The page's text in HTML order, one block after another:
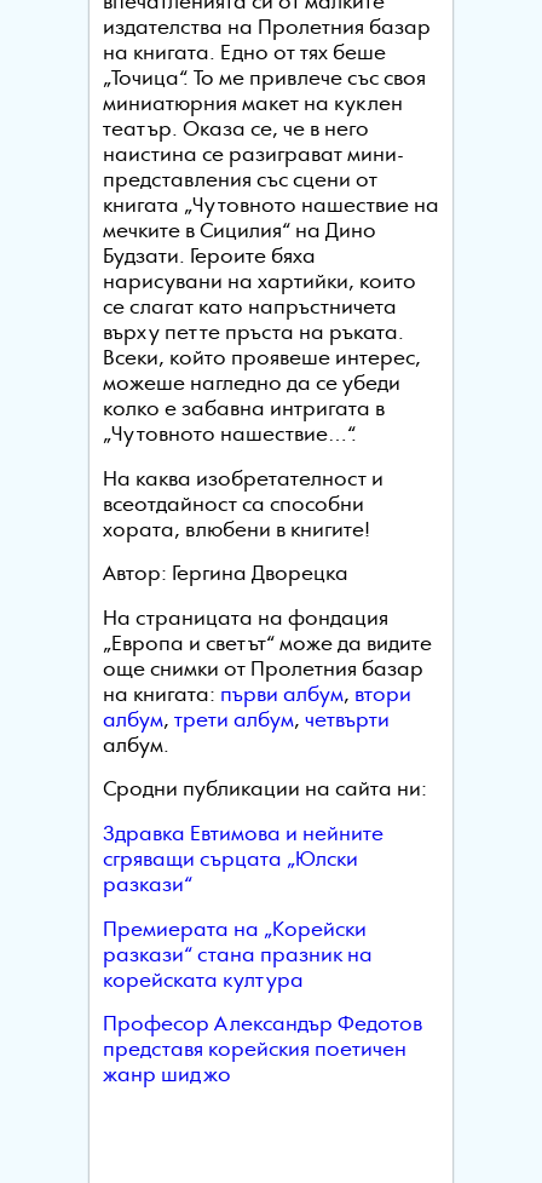
издателства на Пролетния базар
на книгата. Едно от тях беше
„Точица“. То ме привлече със своя
миниатюрния макет на куклен
театър. Оказа се, че в него
наистина се разиграват мини-
представления със сцени от
книгата „Чутовното нашествие на
мечките в Сицилия“ на Дино
Будзати. Героите бяха
нарисувани на хартийки, които
се слагат като напръстничета
върху петте пръста на ръката.
Всеки, който проявеше интерес,
можеше нагледно да се убеди
колко е забавна интригата в
„Чутовното нашествие…“.
На каква изобретателност и
всеотдайност са способни
хората, влюбени в книгите!
Автор: Гергина Дворецка
На страницата на фондация
„Европа и светът“ може да видите
още снимки от Пролетния базар
на книгата: първи албум, втори
албум, трети албум, четвърти
албум.
Сродни публикации на сайта ни:
Здравка Евтимова и нейните
сгряващи сърцата „Юлски
разкази“
Премиерата на „Корейски
разкази“ стана празник на
корейската култура
Професор Александър Федотов
представя корейския поетичен
жанр шиджо